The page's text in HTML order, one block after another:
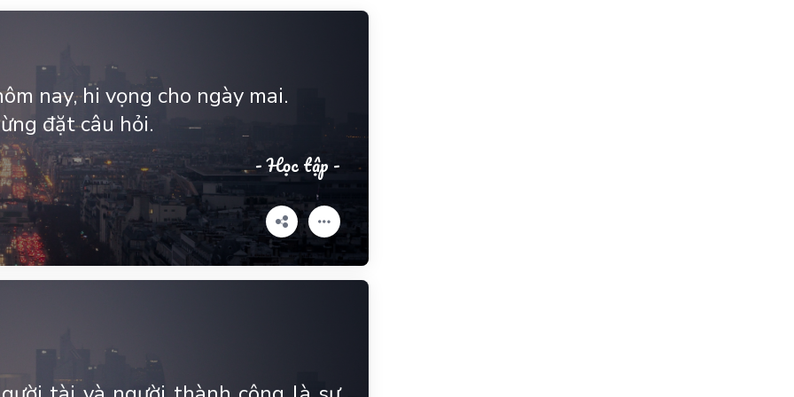
nay, hi vọng cho ngày mai.
đặt câu hỏi.
- Học tập -